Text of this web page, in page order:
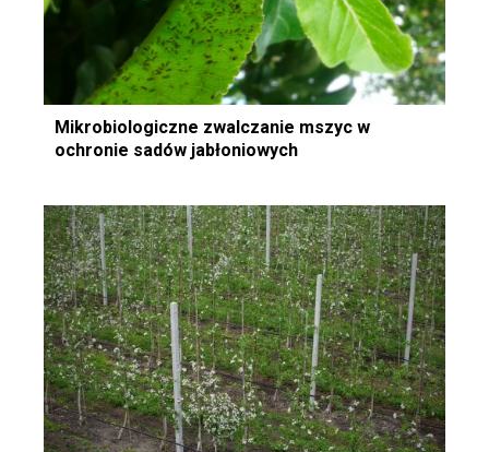
Mikrobiologiczne zwalczanie mszyc w
ochronie sadów jabłoniowych